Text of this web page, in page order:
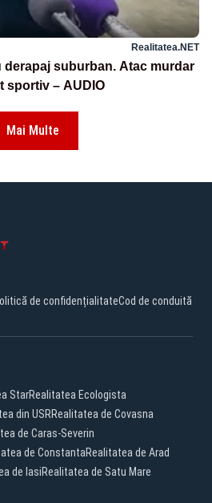
Realitatea.NET
derapaj suburban. Atac murdar
sportiv – AUDIO
Mai Multe
de confidențialitateCod de conduită
StarRealitatea Ecologista
din USRRealitatea de Covasna
de Caras-Severin
de ConstantaRealitatea de Arad
de IasiRealitatea de Satu Mare